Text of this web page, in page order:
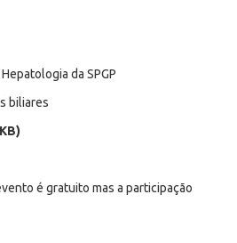
da SPGP
biliares
é gratuito mas a participação